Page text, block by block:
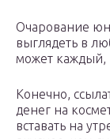
Очарование
выглядеть в
может каждый,
Конечно,
денег на
вставать на